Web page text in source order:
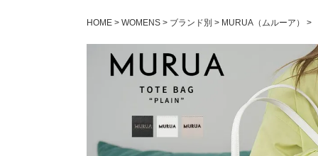
絞りこみ検索
アイテムを選択
HOME WOMENS ブランド別 MURUA（ムルーア）